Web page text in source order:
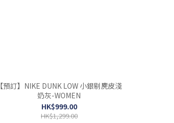
【預訂】NIKE DUNK LOW 小銀剔麂皮淺
奶灰-WOMEN
HK$999.00
HK$1,299.00